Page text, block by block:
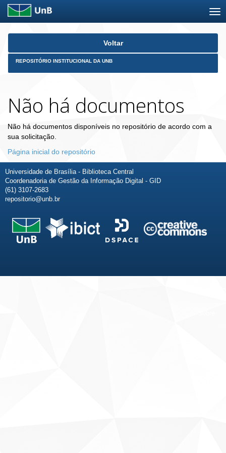
Skip
Voltar
REPOSITÓRIO INSTITUCIONAL DA UNB
Não há documentos
Não há documentos disponíveis no repositório de acordo com a
sua solicitação.
Página inicial do repositório
Universidade de Brasília - Biblioteca Central
Coordenadoria de Gestão da Informação Digital - GID
(61) 3107-2683
repositorio@unb.br